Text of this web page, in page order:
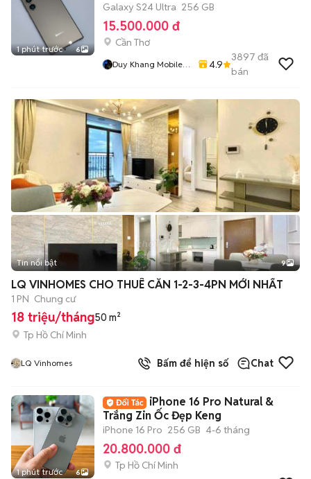
1 phút trước 6
Galaxy S24 Ultra 256 GB
15.500.000 đ
Cần Thơ
Duy Khang Mobile
4.9
3897 đã
bán
+2
Tin nổi bật 9
LQ VINHOMES CHO THUÊ CĂN 1-2-3-4PN MỚI NHẤT
1 PN Chung cư
18 triệu/tháng50 m²
Tp Hồ Chí Minh
LQ Vinhomes Bấm để hiện số Chat
1 phút trước 6
iPhone 16 Pro Natural &
Trắng Zin Ốc Đẹp Keng
iPhone 16 Pro 256 GB 4-6 tháng
20.800.000 đ
Tp Hồ Chí Minh